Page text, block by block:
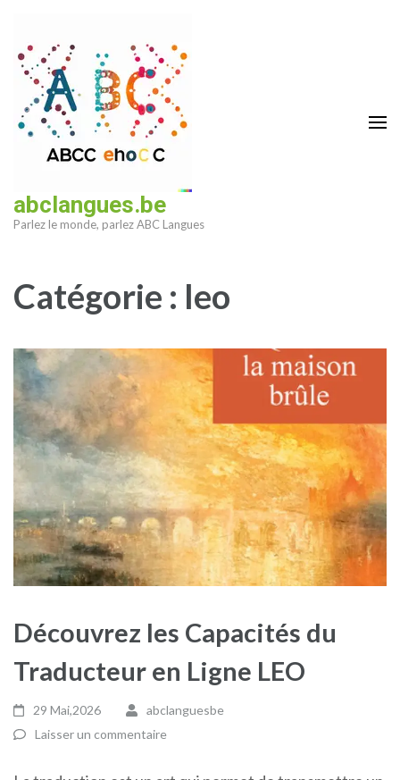
contenu
(Pressez
Entrée)
abclangues.be
Parlez le monde, parlez ABC Langues
Catégorie : leo
Découvrez les Capacités du
Traducteur en Ligne LEO
29 Mai,2026
abclanguesbe
Laisser un commentaire